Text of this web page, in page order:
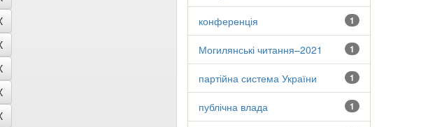
1
конференція
1
Могилянські читання–2021
1
партійна система України
1
публічна влада